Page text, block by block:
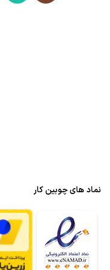
نماد های چوبین کار